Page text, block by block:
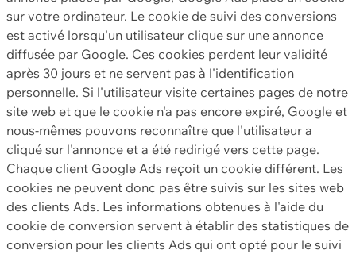
sur votre ordinateur. Le cookie de suivi des conversions
est activé lorsqu'un utilisateur clique sur une annonce
diffusée par Google. Ces cookies perdent leur validité
après 30 jours et ne servent pas à l'identification
personnelle. Si l'utilisateur visite certaines pages de notre
site web et que le cookie n'a pas encore expiré, Google et
nous-mêmes pouvons reconnaître que l'utilisateur a
cliqué sur l'annonce et a été redirigé vers cette page.
Chaque client Google Ads reçoit un cookie différent. Les
cookies ne peuvent donc pas être suivis sur les sites web
des clients Ads. Les informations obtenues à l'aide du
cookie de conversion servent à établir des statistiques de
conversion pour les clients Ads qui ont opté pour le suivi